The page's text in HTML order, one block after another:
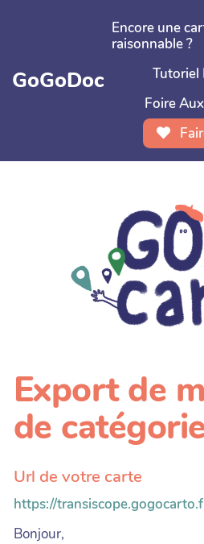
Aller au contenu principal
GoGoDoc
Encore une
raisonnable ?
Tutoriel
Foire
Export de
de
Url de votre carte
https://
Bonjour,